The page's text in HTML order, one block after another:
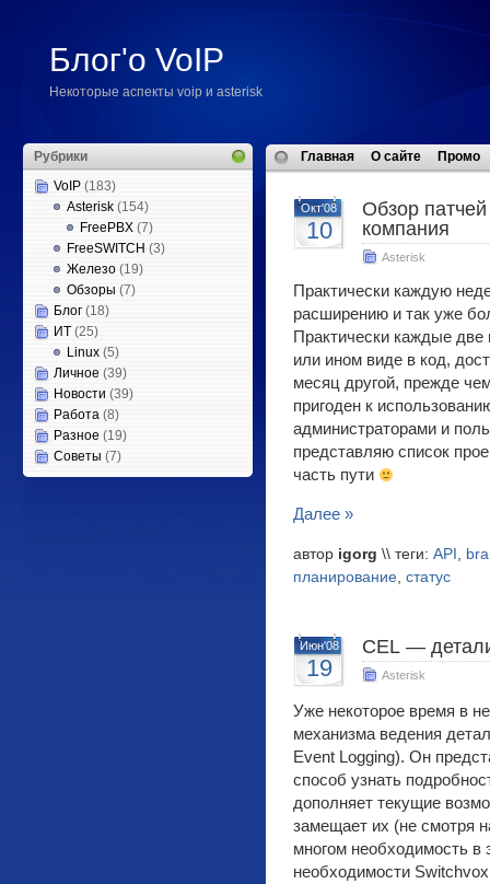
Блог'о VoIP
Некоторые аспекты voip и asterisk
Рубрики
VoIP (183)
Asterisk (154)
FreePBX (7)
FreeSWITCH (3)
Железо (19)
Обзоры (7)
Блог (18)
ИТ (25)
Linux (5)
Личное (39)
Новости (39)
Работа (8)
Разное (19)
Советы (7)
Главная О сайте Промо
Окт'08
10
Обзор
компания
Asterisk
Практически каждую
расширению и так уже
Практически каждые
или ином виде в код,
месяц другой, прежде
пригоден к
администраторами и
представляю список
часть пути
Далее »
автор igorg \\ теги: API ,
планирование, статус
Июн'08
19
CEL —
Asterisk
Уже некоторое время в
механизма ведения
Event Logging). Он
способ узнать
дополняет текущие
замещает их (не смотря
многом необходимость в
необходимости